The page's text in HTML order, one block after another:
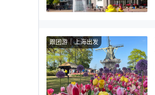
跟团游 上海出发